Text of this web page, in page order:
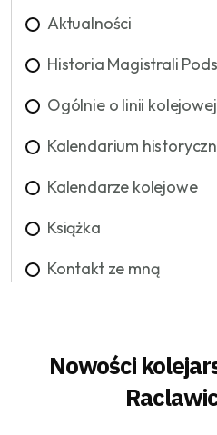
Aktualności
Historia Magistrali
Ogólnie o linii
Kalendarium
Kalendarze kolejowe
Książka
Kontakt ze mną
Nowości